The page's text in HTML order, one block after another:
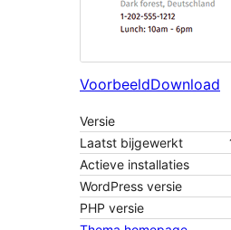
VoorbeeldDownload
Versie
Laatst bijgewerkt
Actieve installaties
WordPress versie
PHP versie